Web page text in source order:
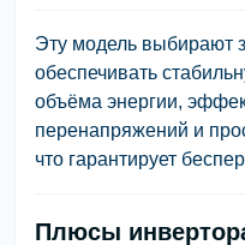
Эту модель выбирают
обеспечивать
объёма энергии,
перенапряжений и
что гарантирует
Плюсы